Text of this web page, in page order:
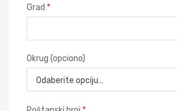
Grad *
Okrug (opciono)
Odaberite opciju…